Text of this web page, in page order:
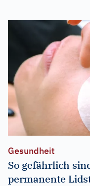
Gesundheit
So gefährlich
permanente